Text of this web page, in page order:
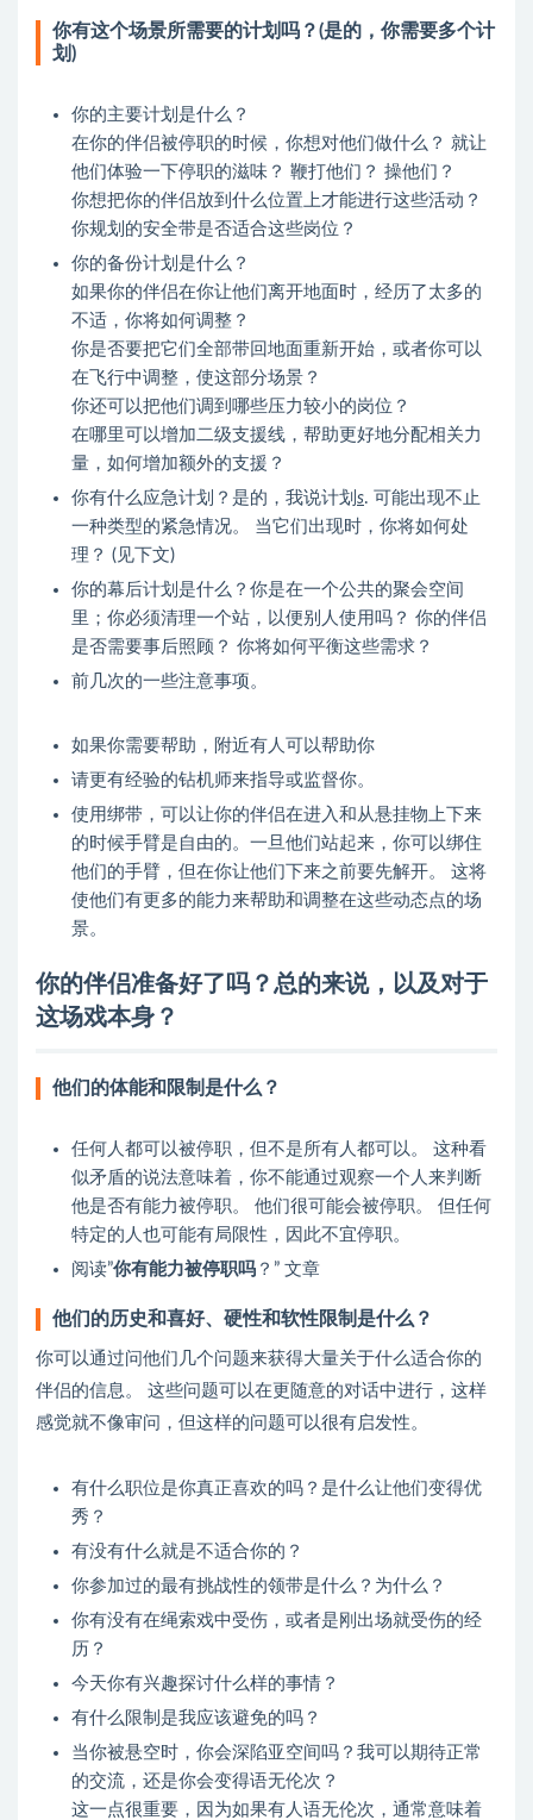
你有这个场景所需要的计划吗？(是的，你需要多个计
划)
你的主要计划是什么？
在你的伴侣被停职的时候，你想对他们做什么？ 就让
他们体验一下停职的滋味？ 鞭打他们？ 操他们？
你想把你的伴侣放到什么位置上才能进行这些活动？
你规划的安全带是否适合这些岗位？
你的备份计划是什么？
如果你的伴侣在你让他们离开地面时，经历了太多的
不适，你将如何调整？
你是否要把它们全部带回地面重新开始，或者你可以
在飞行中调整，使这部分场景？
你还可以把他们调到哪些压力较小的岗位？
在哪里可以增加二级支援线，帮助更好地分配相关力
量，如何增加额外的支援？
你有什么应急计划？是的，我说计划 s. 可能出现不止
一种类型的紧急情况。 当它们出现时，你将如何处
理？ (见下文)
你的幕后计划是什么？你是在一个公共的聚会空间
里；你必须清理一个站，以便别人使用吗？ 你的伴侣
是否需要事后照顾？ 你将如何平衡这些需求？
前几次的一些注意事项。
如果你需要帮助，附近有人可以帮助你
请更有经验的钻机师来指导或监督你。
使用绑带，可以让你的伴侣在进入和从悬挂物上下来
的时候手臂是自由的。一旦他们站起来，你可以绑住
他们的手臂，但在你让他们下来之前要先解开。 这将
使他们有更多的能力来帮助和调整在这些动态点的场
景。
你的伴侣准备好了吗？总的来说，以及对于
这场戏本身？
他们的体能和限制是什么？
任何人都可以被停职，但不是所有人都可以。 这种看
似矛盾的说法意味着，你不能通过观察一个人来判断
他是否有能力被停职。 他们很可能会被停职。 但任何
特定的人也可能有局限性，因此不宜停职。
阅读”你有能力被停职吗 ？” 文章
他们的历史和喜好、硬性和软性限制是什么？
你可以通过问他们几个问题来获得大量关于什么适合你的
伴侣的信息。 这些问题可以在更随意的对话中进行，这样
感觉就不像审问，但这样的问题可以很有启发性。
有什么职位是你真正喜欢的吗？是什么让他们变得优
秀？
有没有什么就是不适合你的？
你参加过的最有挑战性的领带是什么？为什么？
你有没有在绳索戏中受伤，或者是刚出场就受伤的经
历？
今天你有兴趣探讨什么样的事情？
有什么限制是我应该避免的吗？
当你被悬空时，你会深陷亚空间吗？我可以期待正常
的交流，还是你会变得语无伦次？
这一点很重要，因为如果有人语无伦次，通常意味着